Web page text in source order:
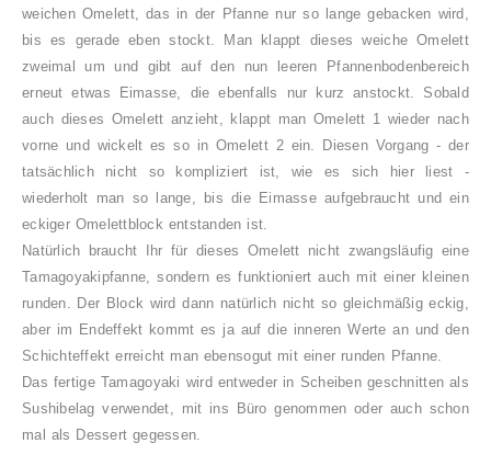
weichen Omelett, das in der Pfanne nur so lange gebacken wird,
bis es gerade eben stockt. Man klappt dieses weiche Omelett
zweimal um und gibt auf den nun leeren Pfannenbodenbereich
erneut etwas Eimasse, die ebenfalls nur kurz anstockt. Sobald
auch dieses Omelett anzieht, klappt man Omelett 1 wieder nach
vorne und wickelt es so in Omelett 2 ein. Diesen Vorgang - der
tatsächlich nicht so kompliziert ist, wie es sich hier liest -
wiederholt man so lange, bis die Eimasse aufgebraucht und ein
eckiger Omelettblock entstanden ist.
Natürlich braucht Ihr für dieses Omelett nicht zwangsläufig eine
Tamagoyakipfanne, sondern es funktioniert auch mit einer kleinen
runden. Der Block wird dann natürlich nicht so gleichmäßig eckig,
aber im Endeffekt kommt es ja auf die inneren Werte an und den
Schichteffekt erreicht man ebensogut mit einer runden Pfanne.
Das fertige Tamagoyaki wird entweder in Scheiben geschnitten als
Sushibelag verwendet, mit ins Büro genommen oder auch schon
mal als Dessert gegessen.